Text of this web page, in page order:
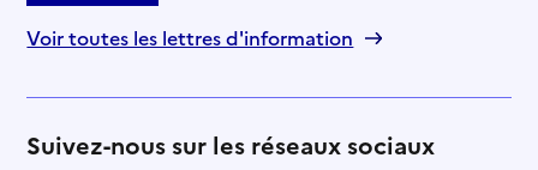
Voir toutes les lettres d'information
Suivez-nous sur les réseaux sociaux